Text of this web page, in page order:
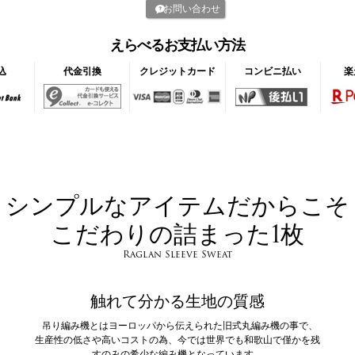
お問い合わせ
えらべるお支払い方法
代金引換 クレジットカード コンビニ払い
シンプルなアイテムだからこそ
こだわりの詰まった1枚
Raglan Sleeve Sweat
触れて分かる生地の質感
吊り編み機とはヨーロッパから伝えられた旧式丸編み機の事で、
生産性の低さや高いコストの為、今では世界でも和歌山で僅かを残